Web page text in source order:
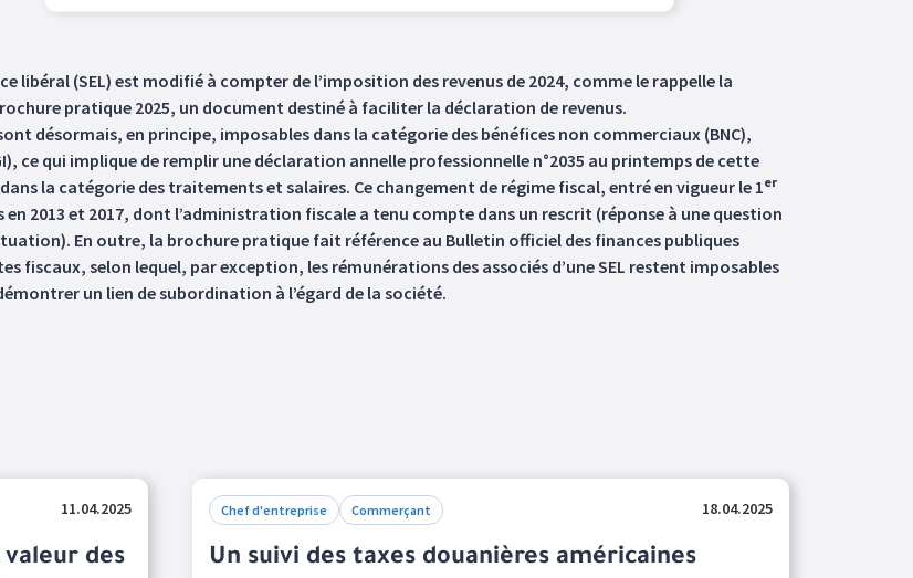
libéral (SEL) est modifié à compter de l’imposition des revenus de 2024, comme le rappelle la
pratique 2025, un document destiné à faciliter la déclaration de revenus.
désormais, en principe, imposables dans la catégorie des bénéfices non commerciaux (BNC),
ce qui implique de remplir une déclaration annelle professionnelle n°2035 au printemps de cette
la catégorie des traitements et salaires. Ce changement de régime fiscal, entré en vigueur le 1er
en 2013 et 2017, dont l’administration fiscale a tenu compte dans un rescrit (réponse à une question
En outre, la brochure pratique fait référence au Bulletin officiel des finances publiques
fiscaux, selon lequel, par exception, les rémunérations des associés d’une SEL restent imposables
un lien de subordination à l’égard de la société.
11.04.2025
des
Chef d'entreprise Commerçant 18.04.2025
Un suivi des taxes douanières américaines